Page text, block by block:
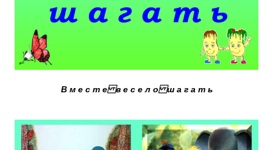
В м е с т е в е с е л о ш а г а т ь